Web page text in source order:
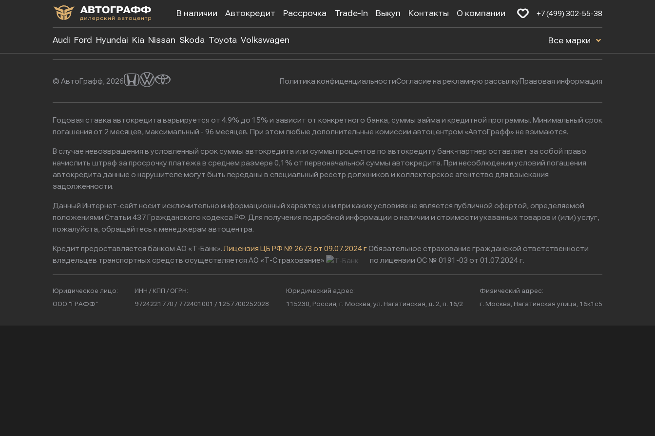
В наличии Автокредит Рассрочка Trade-In Выкуп Контакты О компании +7 (499) 302-55-38
Audi Ford Hyundai Kia Nissan Skoda Toyota Volkswagen Все марки
+7 (499) 302-55-38
Выходные: с 9:00 до 22:00
© АвтоГрафф, 2026 Политика конфиденциальностиСогласие на рекламную рассылкуПравовая информация
Годовая ставка автокредита варьируется от 4.9% до 15% и зависит от конкретного банка, суммы займа и кредитной программы. Минимальный срок
погашения от 2 месяцев, максимальный - 96 месяцев. При этом любые дополнительные комиссии автоцентром «АвтоГрафф» не взимаются.
В случае невозвращения в условленный срок суммы автокредита или суммы процентов по автокредиту банк-партнер оставляет за собой право
начислить штраф за просрочку платежа в среднем размере 0,1% от первоначальной суммы автокредита. При несоблюдении условий погашения
автокредита данные о нарушителе могут быть переданы в специальный реестр должников и коллекторское агентство для взыскания
задолженности.
Данный Интернет-сайт носит исключительно информационный характер и ни при каких условиях не является публичной офертой, определяемой
положениями Статьи 437 Гражданского кодекса РФ. Для получения подробной информации о наличии и стоимости указанных товаров и (или) услуг,
пожалуйста, обращайтесь к менеджерам автоцентра.
Кредит предоставляется банком АО «Т-Банк». Лицензия ЦБ РФ № 2673 от 09.07.2024 гОбязательное страхование гражданской ответственности
владельцев транспортных средств осуществляется АО «Т-Страхование»
по лицензии ОС № 0191-03 от 01.07.2024 г.
Юридическое лицо:
ООО "ГРАФФ"
ИНН / КПП / ОГРН:
9724221770 / 772401001 / 1257700252028
Юридический адрес:
115230, Россия, г. Москва, ул. Нагатинская, д. 2, п. 16/2
Физический адрес:
г. Москва, Нагатинская улица, 16к1с5